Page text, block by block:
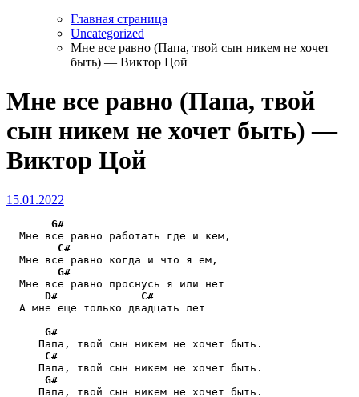
Главная страница
Uncategorized
Мне все равно (Папа, твой сын никем не хочет
быть) — Виктор Цой
Мне все равно (Папа, твой
сын никем не хочет быть) —
Виктор Цой
15.01.2022
G#
  Мне все равно работать где и кем,
C#
  Мне все равно когда и что я ем,
G#
  Мне все равно проснусь я или нет
D#
C#
  А мне еще только двадцать лет
G#
     Папа, твой сын никем не хочет быть.
C#
     Папа, твой сын никем не хочет быть.
G#
     Папа, твой сын никем не хочет быть.